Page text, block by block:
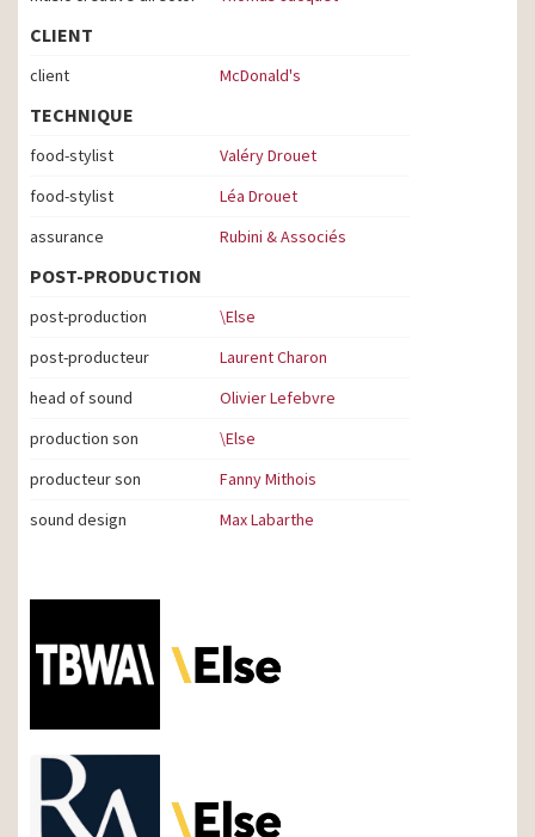
CLIENT
client McDonald's
TECHNIQUE
food-stylist
Valéry Drouet
food-stylist
Léa Drouet
assurance
Rubini & Associés
POST-PRODUCTION
post-production
\Else
post-producteur
Laurent Charon
head of sound
Olivier Lefebvre
production son
\Else
producteur son
Fanny Mithois
sound design
Max Labarthe